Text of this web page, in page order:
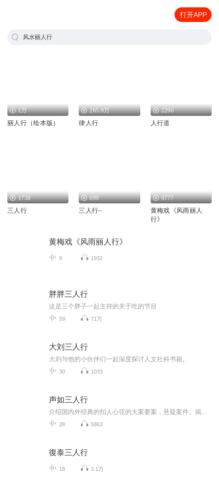
打开APP
风水丽人行
1万
丽人行（绘本版）
265.9万
律人行
2296
人行道
1758
三人行
699
三人行~
9777
黄梅戏《风雨丽人
行》
黄梅戏《风雨丽人行》
9 1932
胖胖三人行
这是三个胖子一起主持的关于吃的节目
59 71万
大刘三人行
大刘与他的小伙伴们一起深度探讨人文社科书籍。
30 1033
声如三人行
28 5863
復泰三人行
18 3.1万